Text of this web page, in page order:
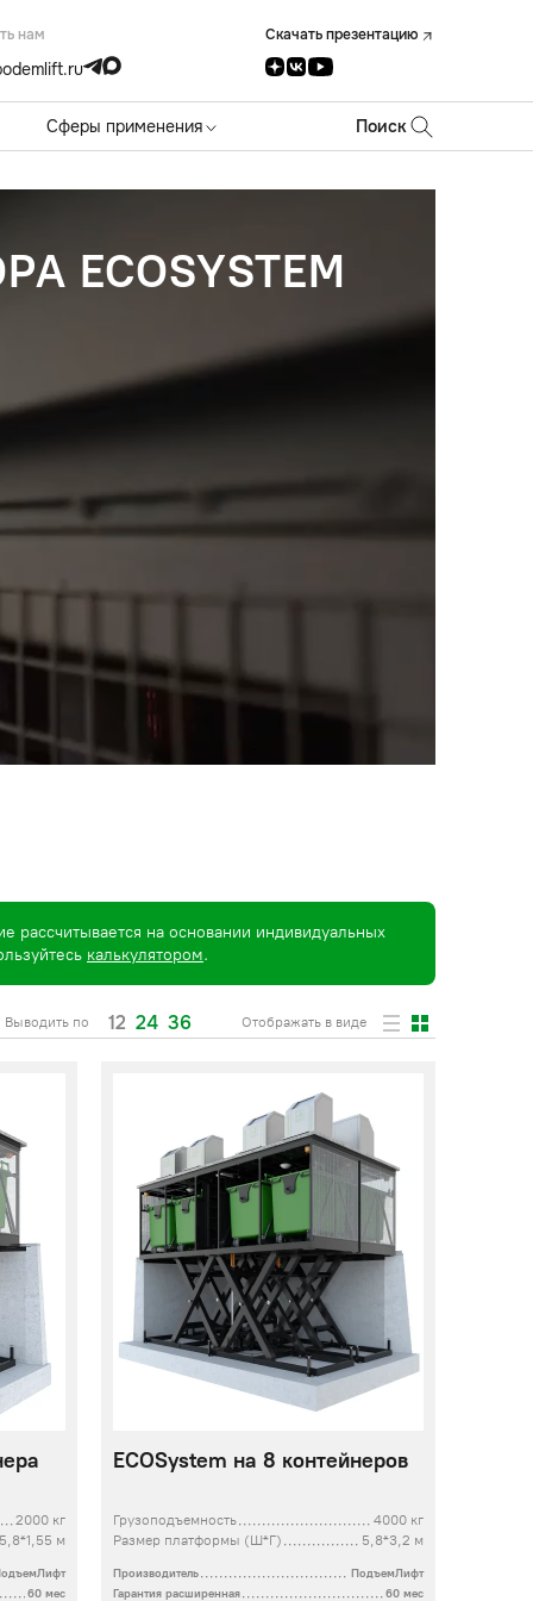
нам Скачать презентацию
Сферы применения Поиск
рассчитывается на основании индивидуальных
калькулятором.
Выводить по 12 24 36 Отображать в виде
2000 кг
5,8*1,55 м
60 мес
ECOSystem на 8 контейнеров
Грузоподъемность
4000 кг
Размер платформы (Ш*Г)
5,8*3,2 м
Производитель
ПодъемЛифт
Гарантия расширенная
60 мес